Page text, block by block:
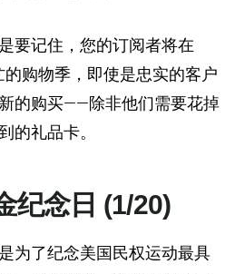
要记住，您的订阅者将在
购物季，即使是忠实的客户
的购买——除非他们需要花掉
的礼品卡。
纪念日 (1/20)
为了纪念美国民权运动最具